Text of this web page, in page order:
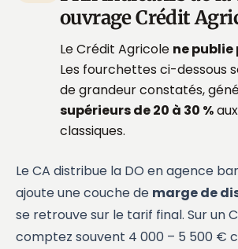
ouvrage Crédit
Le Crédit Agricole ne
Les fourchettes ci-dessous
de grandeur constatés,
supérieurs de 20 à 30 %
classiques.
Le CA distribue la DO en agence
ajoute une couche de marge de
se retrouve sur le tarif final. Sur un
comptez souvent 4 000 – 5 500 €